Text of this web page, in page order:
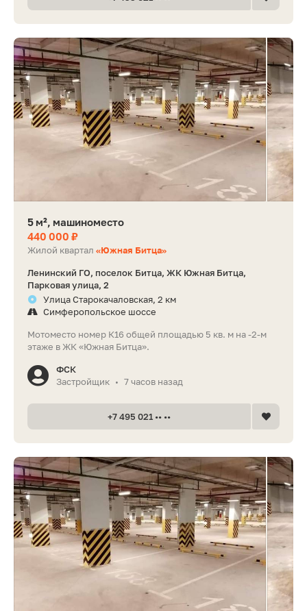
5 м², машиноместо
440 000 ₽
Жилой квартал «Южная Битца»
Ленинский ГО, поселок Битца, ЖК Южная Битца,
Парковая улица, 2
Улица Старокачаловская, 2 км
Симферопольское шоссе
Мотоместо номер К16 общей площадью 5 кв. м на -2-м
этаже в ЖК «Южная Битца».
ФСК
Застройщик • 7 часов назад
+7 495 021 •• ••